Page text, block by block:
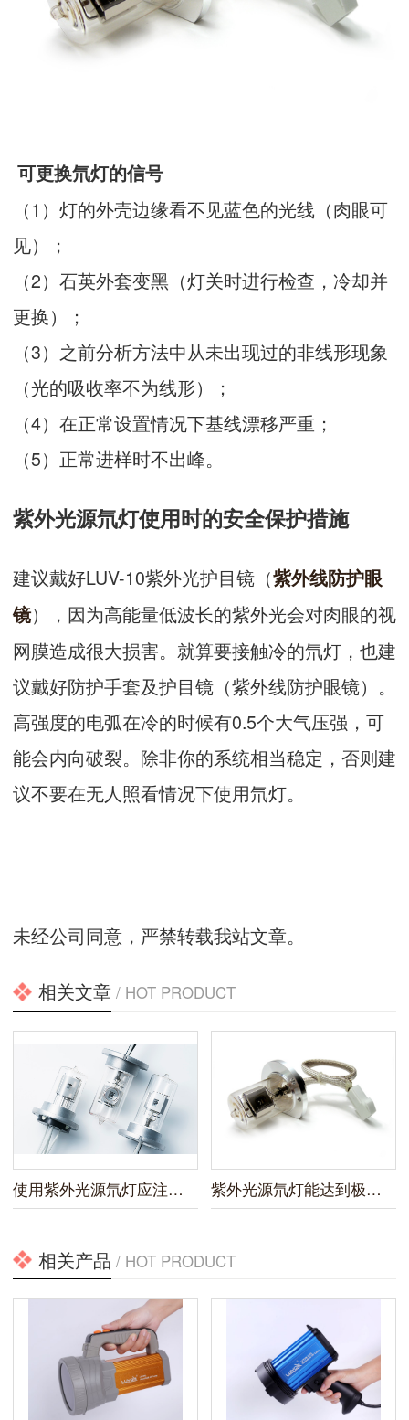
可更换氘灯的信号
（1）灯的外壳边缘看不见蓝色的光线（肉眼可
见）；
（2）石英外套变黑（灯关时进行检查，冷却并
更换）；
（3）之前分析方法中从未出现过的非线形现象
（光的吸收率不为线形）；
（4）在正常设置情况下基线漂移严重；
（5）正常进样时不出峰。
紫外光源氘灯使用时的安全保护措施
建议戴好LUV-10紫外光护目镜（紫外线防护眼
镜），因为高能量低波长的紫外光会对肉眼的视
网膜造成很大损害。就算要接触冷的氘灯，也建
议戴好防护手套及护目镜（紫外线防护眼镜）。
高强度的电弧在冷的时候有0.5个大气压强，可
能会内向破裂。除非你的系统相当稳定，否则建
议不要在无人照看情况下使用氘灯。
未经公司同意，严禁转载我站文章。
相关文章 / HOT PRODUCT
使用紫外光源氘灯应注意什么 紫外光源氘灯能达到极低检测限度和较高灵敏度
相关产品 / HOT PRODUCT